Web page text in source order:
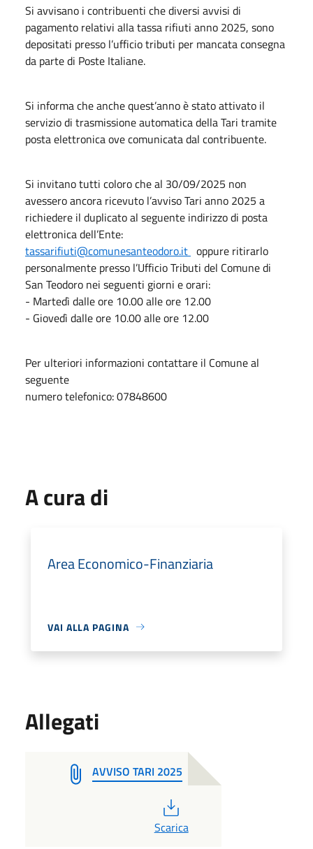
Si avvisano i contribuenti che diversi avvisi di
pagamento relativi alla tassa rifiuti anno 2025, sono
depositati presso l’ufficio tributi per mancata consegna
da parte di Poste Italiane.
Si informa che anche quest’anno è stato attivato il
servizio di trasmissione automatica della Tari tramite
posta elettronica ove comunicata dal contribuente.
Si invitano tutti coloro che al 30/09/2025 non
avessero ancora ricevuto l’avviso Tari anno 2025 a
richiedere il duplicato al seguente indirizzo di posta
elettronica dell’Ente:
tassarifiuti@comunesanteodoro.it oppure ritirarlo
personalmente presso l’Ufficio Tributi del Comune di
San Teodoro nei seguenti giorni e orari:
- Martedì dalle ore 10.00 alle ore 12.00
- Giovedì dalle ore 10.00 alle ore 12.00
Per ulteriori informazioni contattare il Comune al
seguente
numero telefonico: 07848600
A cura di
Area Economico-Finanziaria
VAI ALLA PAGINA
Allegati
AVVISO TARI 2025
Scarica